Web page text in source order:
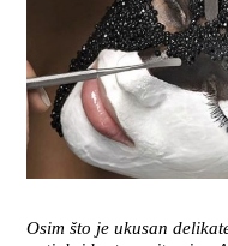
Osim što je ukusan